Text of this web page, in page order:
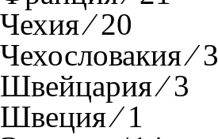
Чехия ⁄ 20
Чехословакия ⁄ 3
Швейцария ⁄ 3
Швеция ⁄ 1